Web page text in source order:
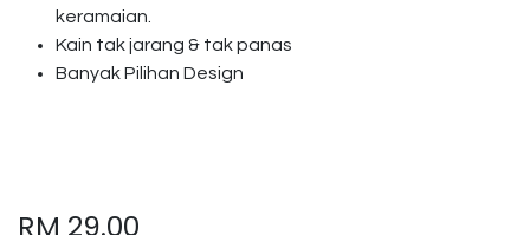
keramaian.
Kain tak jarang & tak panas
Banyak Pilihan Design
RM 29.00